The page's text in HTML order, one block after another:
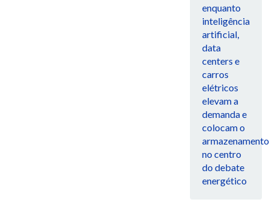
enquanto
inteligência
artificial,
data
centers e
carros
elétricos
elevam a
demanda e
colocam o
armazenamento
no centro
do debate
energético